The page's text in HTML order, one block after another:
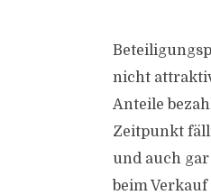
nicht
Anteile
Zeitpunkt
und auch
beim